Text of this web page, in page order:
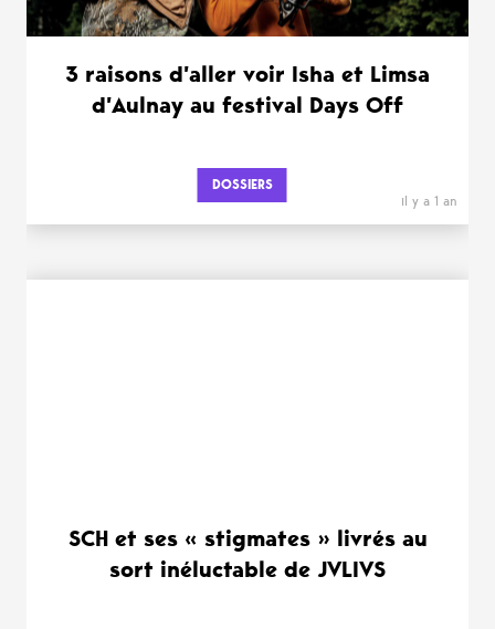
3 raisons d’aller voir Isha et Limsa
d’Aulnay au festival Days Off
DOSSIERS
il y a 1 an
SCH et ses « stigmates » livrés au
sort inéluctable de JVLIVS